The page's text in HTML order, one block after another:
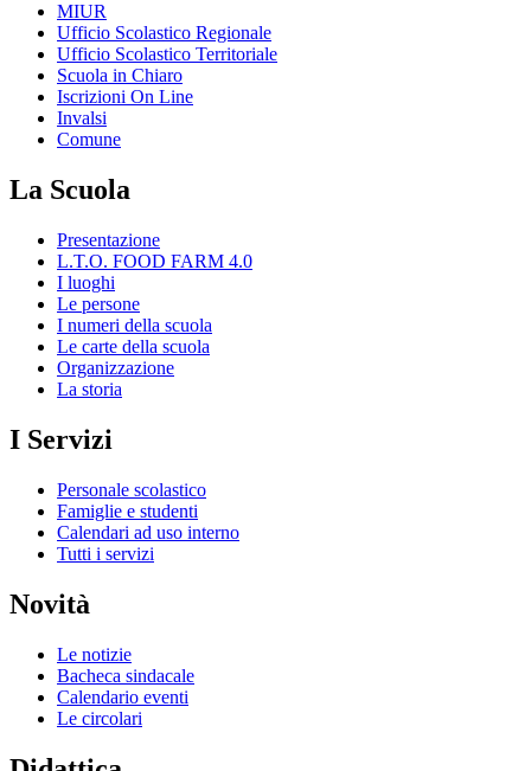
MIUR
Ufficio Scolastico Regionale
Ufficio Scolastico Territoriale
Scuola in Chiaro
Iscrizioni On Line
Invalsi
Comune
La Scuola
Presentazione
L.T.O. FOOD FARM 4.0
I luoghi
Le persone
I numeri della scuola
Le carte della scuola
Organizzazione
La storia
I Servizi
Personale scolastico
Famiglie e studenti
Calendari ad uso interno
Tutti i servizi
Novità
Le notizie
Bacheca sindacale
Calendario eventi
Le circolari